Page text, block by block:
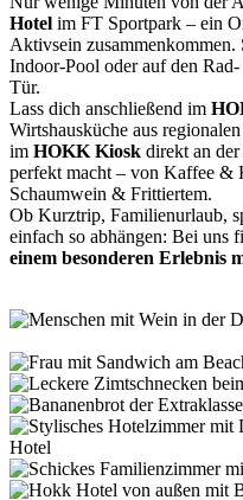
Hotel im FT Sportpark – ein
Aktivsein zusammenkommen.
Indoor-Pool oder auf den
Tür.
Lass dich anschließend im
Wirtshausküche aus
im HOKK Kiosk direkt an
perfekt macht – von Kaffee &
Schaumwein & Frittiertem.
Ob Kurztrip, Familienurlaub,
einfach so abhängen: Bei uns
einem besonderen Erlebnis